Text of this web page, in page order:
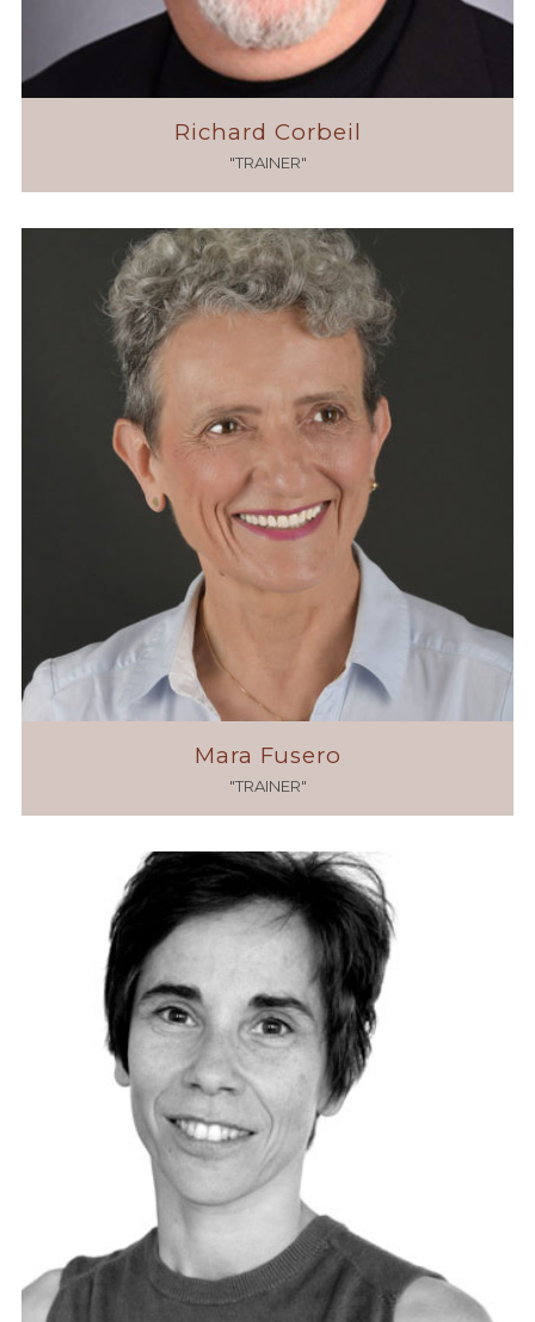
Richard Corbeil
"TRAINER"
Mara Fusero
"TRAINER"